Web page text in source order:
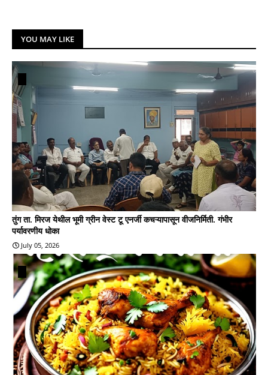
YOU MAY LIKE
तुंग ता. मिरज येथील भूमी ग्रीन वेस्ट टू एनर्जी कचऱ्यापासून वीजनिर्मिती. गंभीर
पर्यावरणीय धोका
July 05, 2026